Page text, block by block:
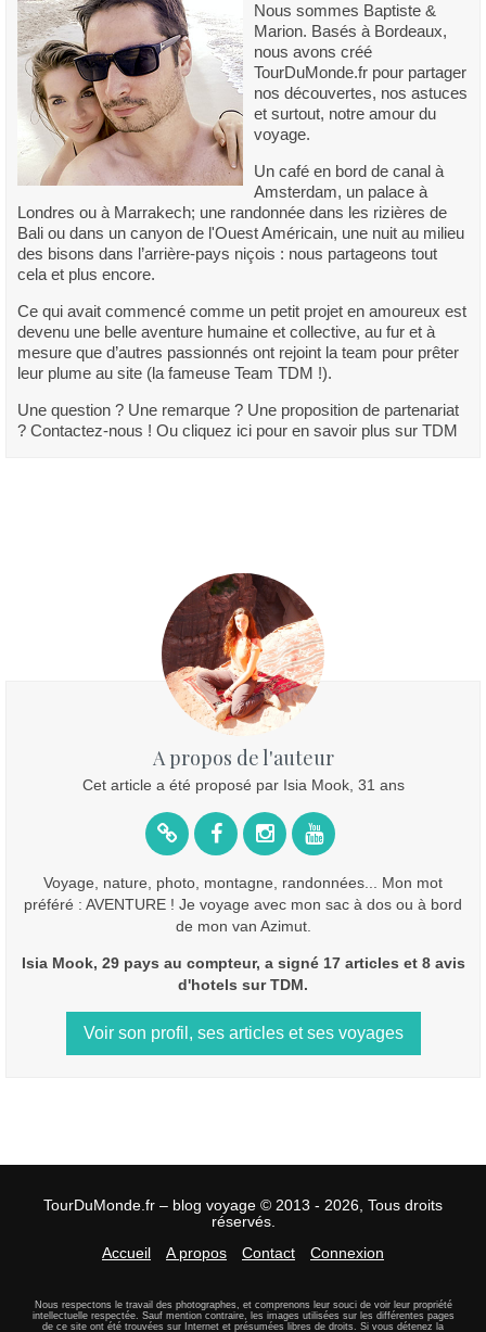
Nous sommes Baptiste &
Marion. Basés à Bordeaux,
nous avons créé
TourDuMonde.fr pour partager
nos découvertes, nos astuces
et surtout, notre amour du
voyage.
Un café en bord de canal à
Amsterdam, un palace à
Londres ou à Marrakech; une randonnée dans les rizières de
Bali ou dans un canyon de l'Ouest Américain, une nuit au milieu
des bisons dans l’arrière-pays niçois : nous partageons tout
cela et plus encore.
Ce qui avait commencé comme un petit projet en amoureux est
devenu une belle aventure humaine et collective, au fur et à
mesure que d’autres passionnés ont rejoint la team pour prêter
leur plume au site (la fameuse Team TDM !).
Une question ? Une remarque ? Une proposition de partenariat
? Contactez-nous ! Ou cliquez ici pour en savoir plus sur TDM
A propos de l'auteur
Cet article a été proposé par Isia Mook, 31 ans
Voyage, nature, photo, montagne, randonnées... Mon mot
préféré : AVENTURE ! Je voyage avec mon sac à dos ou à bord
de mon van Azimut.
Isia Mook, 29 pays au compteur, a signé 17 articles et 8 avis
d'hotels sur TDM.
Voir son profil, ses articles et ses voyages
TourDuMonde.fr – blog voyage © 2013 - 2026, Tous droits
réservés.
Accueil
A propos Contact Connexion
Nous respectons le travail des photographes, et comprenons leur souci de voir leur propriété
intellectuelle respectée. Sauf mention contraire, les images utilisées sur les différentes pages
de ce site ont été trouvées sur Internet et présumées libres de droits. Si vous détenez la